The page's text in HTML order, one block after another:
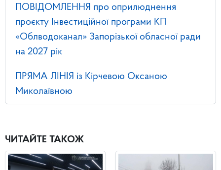
ПОВІДОМЛЕННЯ про оприлюднення
проєкту Інвестиційної програми КП
«Облводоканал» Запорізької обласної ради
на 2027 рік
ПРЯМА ЛІНІЯ із Кірчевою Оксаною
Миколаївною
ЧИТАЙТЕ ТАКОЖ